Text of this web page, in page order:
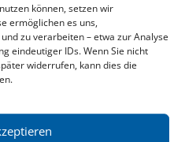
können, setzen wir
ermöglichen es uns,
zu verarbeiten – etwa zur Analyse
eindeutiger IDs. Wenn Sie nicht
widerrufen, kann dies die
Verlagsprogramm.
– einfach direkt online
Herbst 2026
Nachrichten im zu Klampen!